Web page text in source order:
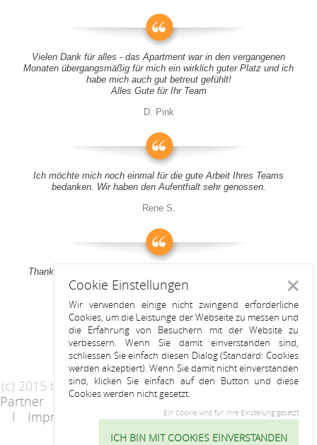
Vielen Dank für alles - das Apartment war in den vergangenen
Monaten übergangsmäßig für mich ein wirklich guter Platz und ich
habe mich auch gut betreut gefühlt!
Alles Gute für Ihr Team
D. Pink
Ich möchte mich noch einmal für die gute Arbeit Ihres Teams
bedanken. Wir haben den Aufenthalt sehr genossen.
Rene S.
Thank you all for your support! It was a pleasure to stay at your
apartment
Anitah S.
(c) 2015 by Riess Apartments
Partner
AGB
Datenschutzerklärung
Impressum
Kontakt
Cookie
Cookie Einstellungen
Wir verwenden einige nicht zwingend erforderliche
Cookies, um die Leistunge der Webseite zu messen und
die Erfahrung von Besuchern mit der Website zu
verbessern. Wenn Sie damit einverstanden sind,
schliessen Sie einfach diesen Dialog (Standard: Cookies
werden akzeptiert). Wenn Sie damit nicht einverstanden
sind, klicken Sie einfach auf den Button und diese
Cookies werden nicht gesetzt.
Ein Cookie wird für Ihre Einstellung gesetzt
ICH BIN MIT COOKIES EINVERSTANDEN